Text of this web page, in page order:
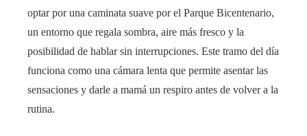
optar por una caminata suave por el Parque Bicentenario,
un entorno que regala sombra, aire más fresco y la
posibilidad de hablar sin interrupciones. Este tramo del día
funciona como una cámara lenta que permite asentar las
sensaciones y darle a mamá un respiro antes de volver a la
rutina.